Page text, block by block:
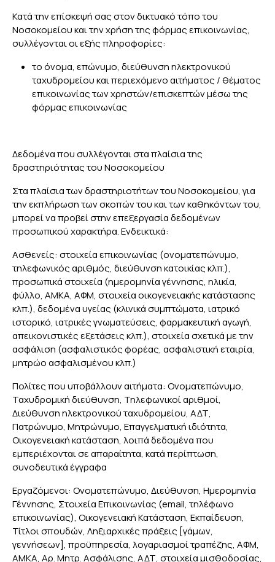
Κατά την επίσκεψή σας στον δικτυακό τόπο του
Νοσοκομείου και την χρήση της φόρμας επικοινωνίας,
συλλέγονται οι εξής πληροφορίες:
το όνομα, επώνυμο, διεύθυνση ηλεκτρονικού
ταχυδρομείου και περιεχόμενο αιτήματος / θέματος
επικοινωνίας των χρηστών/επισκεπτών μέσω της
φόρμας επικοινωνίας
Δεδομένα που συλλέγονται στα πλαίσια της
δραστηριότητας του Νοσοκομείου
Στα πλαίσια των δραστηριοτήτων του Νοσοκομείου, για
την εκπλήρωση των σκοπών του και των καθηκόντων του,
μπορεί να προβεί στην επεξεργασία δεδομένων
προσωπικού χαρακτήρα. Ενδεικτικά:
Ασθενείς: στοιχεία επικοινωνίας (ονοματεπώνυμο,
τηλεφωνικός αριθμός, διεύθυνση κατοικίας κλπ.),
προσωπικά στοιχεία (ημερομηνία γέννησης, ηλικία,
φύλλο, ΑΜΚΑ, ΑΦΜ, στοιχεία οικογενειακής κατάστασης
κλπ.), δεδομένα υγείας (κλινικά συμπτώματα, ιατρικό
ιστορικό, ιατρικές γνωματεύσεις, φαρμακευτική αγωγή,
απεικονιστικές εξετάσεις κλπ.), στοιχεία σχετικά με την
ασφάλιση (ασφαλιστικός φορέας, ασφαλιστική εταιρία,
μητρώο ασφαλισμένου κλπ.)
Πολίτες που υποβάλλουν αιτήματα: Ονοματεπώνυμο,
Ταχυδρομική διεύθυνση, Τηλεφωνικοί αριθμοί,
Διεύθυνση ηλεκτρονικού ταχυδρομείου, ΑΔΤ,
Πατρώνυμο, Μητρώνυμο, Επαγγελματική ιδιότητα,
Οικογενειακή κατάσταση, λοιπά δεδομένα που
εμπεριέχονται σε απαραίτητα, κατά περίπτωση,
συνοδευτικά έγγραφα
Εργαζόμενοι: Ονοματεπώνυμο, Διεύθυνση, Ημερομηνία
Γέννησης, Στοιχεία Επικοινωνίας (email, τηλέφωνο
επικοινωνίας), Οικογενειακή Κατάσταση, Εκπαίδευση,
Τίτλοι σπουδών, Ληξιαρχικές πράξεις [γάμων,
γεννήσεων], προϋπηρεσία, λογαριασμοί τραπέζης, ΑΦΜ,
ΑΜΚΑ, Αρ. Μητρ. Ασφάλισης, ΑΔΤ, στοιχεία μισθοδοσίας,